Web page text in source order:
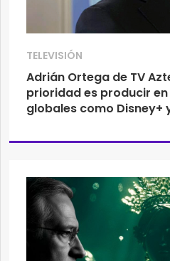
TELEVISIÓN
Adrián Ortega de TV
prioridad es producir
globales como Disney+